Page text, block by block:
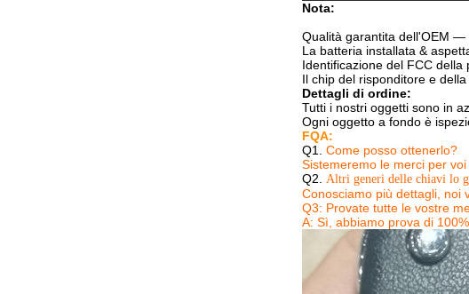
Nota:
Qualità garantita dell'OEM —
La batteria installata &
Identificazione del FCC
Il chip del risponditore e
Dettagli di ordine:
Tutti i nostri oggetti sono in
Ogni oggetto a fondo è
FQA:
Q1. Come posso ottenerlo?
Sistemeremo le merci per
Q2. Altri generi delle chiavi lo
Conosciamo più dettagli, noi
Q3: Provate tutte le vostre
A: Sì, abbiamo prova di